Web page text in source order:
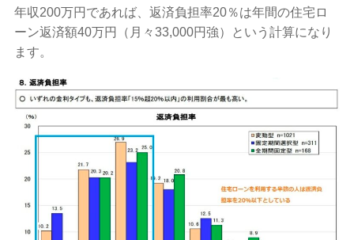
年収200万円であれば、返済負担率20％は年間の住宅ロ
ーン返済額40万円（月々33,000円強）という計算になり
ます。